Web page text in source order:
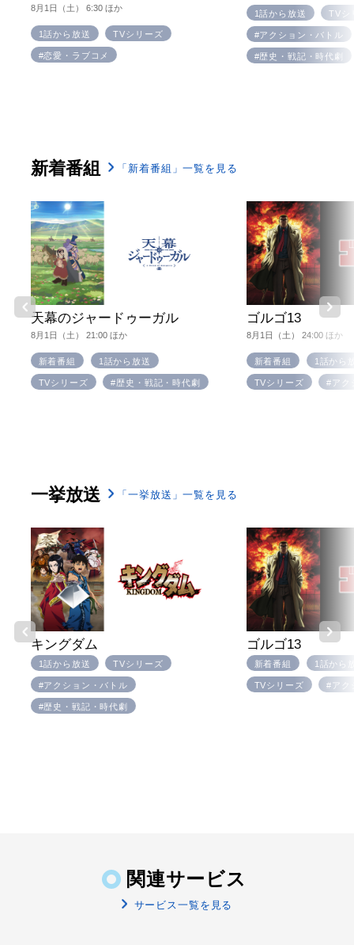
8月1日（土） 6:30 ほか
1話から放送 TVシリーズ
#恋愛・ラブコメ
1話から放送 TVシ
#アクション・バトル
#歴史・戦記・時代劇
新着番組 「新着番組」一覧を見る
天幕のジャードゥーガル
8月1日（土） 21:00 ほか
新着番組 1話から放送
TVシリーズ #歴史・戦記・時代劇
ゴルゴ13
8月1日（土） 24:00 ほか
新着番組 1話から
TVシリーズ #アク
一挙放送 「一挙放送」一覧を見る
キングダム
1話から放送 TVシリーズ
#アクション・バトル
#歴史・戦記・時代劇
ゴルゴ13
新着番組 1話から
TVシリーズ #アク
関連サービス
サービス一覧を見る